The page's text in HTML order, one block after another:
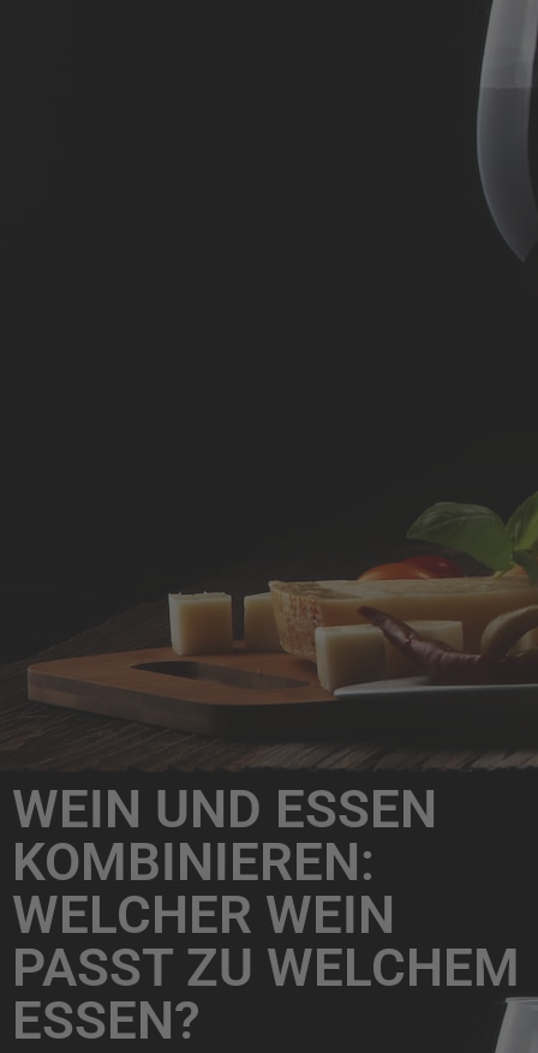
WEIN UND ESSEN
KOMBINIEREN:
WELCHER WEIN
PASST ZU WELCHEM
ESSEN?